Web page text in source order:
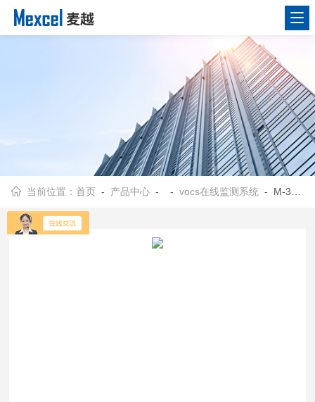
当前位置：首页 - 产品中心 - -vocs在线监测系统 - M-3000S塑料公司VOCs在线监测系统技术规范